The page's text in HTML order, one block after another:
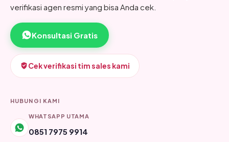
verifikasi agen resmi yang bisa Anda cek.
Konsultasi Gratis
Cek verifikasi tim sales kami
HUBUNGI KAMI
WHATSAPP UTAMA
0851 7975 9914